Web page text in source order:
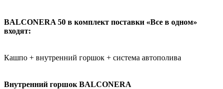
BALCONERA 50 в комплект поставки «Все в одном»
входят:
Кашпо + внутренний горшок + система автополива
Внутренний горшок BALCONERA